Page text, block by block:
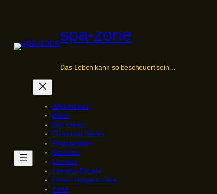
spa-zone
Das Leben kann so bescheuert sein…
Allgemeines
Bilder
Das Leben
Filme und Serien
Findspiration
Genürsel
Literatur
Literatur-Rituale
Power Rangers Zone
Texte